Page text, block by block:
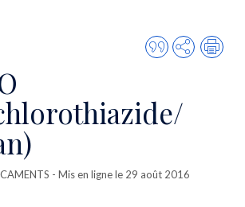
Citer
cette
Partager
- Mis en ligne le 29 août 2016